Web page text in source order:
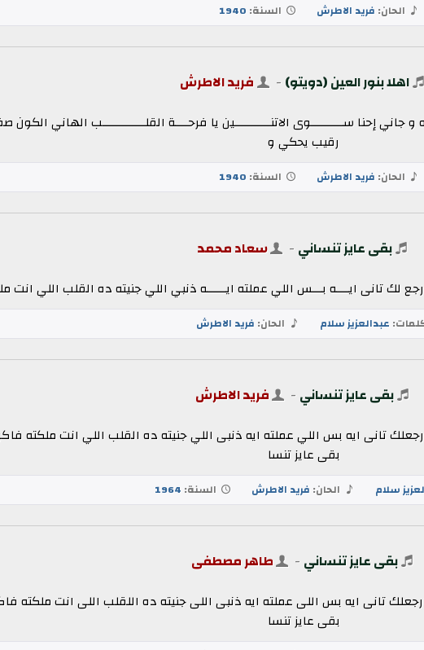
الحان: فريد الاطرش السنة: 1940
اهلا بنور العين (دويتو) - فريد الاطرش
و جاني إحنا ســــــــــوى الاتنـــــــــــين يا فرحــــة القلـــــــــــــب الهاني
رقيب يحكي و
الحان: فريد الاطرش السنة: 1940
بقى عايز تنساني - سعاد محمد
ايــــه بـــس اللي عملته ايــــــه ذنبي اللي جنيته ده القلب اللي انت
عبدالعزيز سلام الحان: فريد الاطرش
بقى عايز تنساني - فريد الاطرش
تانى ايه بس اللي عملته ايه ذنبى اللي جنيته ده القلب اللي انت ملكته
بقى عايز تنسا
سلام الحان: فريد الاطرش السنة: 1964
بقى عايز تنساني - طاهر مصطفى
تانى ايه بس اللى عملته ايه ذنبى اللى جنيته ده اللقلب اللى انت ملكته
بقى عايز تنسا